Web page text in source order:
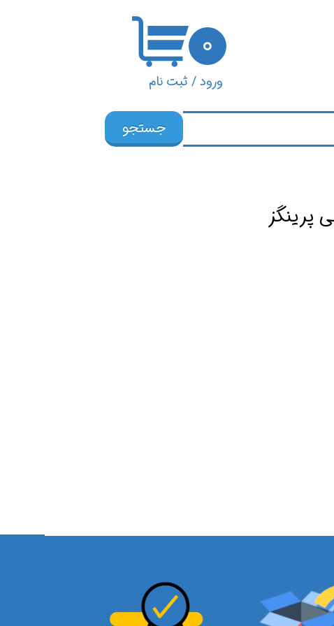
ورود/ ثبت نام
حساب کاربری من
تغییر گذر واژه
۰
جستجو